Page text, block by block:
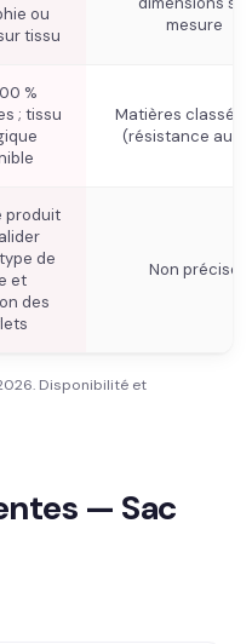
ou
tissu
mesure
%
; tissu
Matières classées
(résistance au
produit
de
et
des
Non précisé
Disponibilité et
— Sac